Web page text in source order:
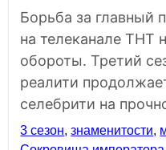
Борьба за главный
на телеканале ТНТ
обороты. Третий
реалити
селебрити на
3 сезон,знаменитости,